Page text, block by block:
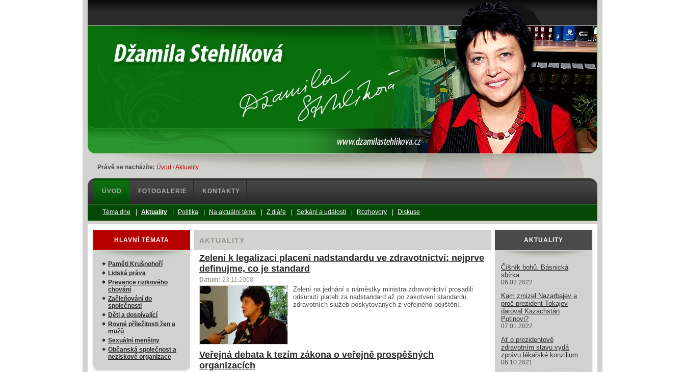
Právě se nacházíte: Úvod /Aktuality
AKTUALITY
Zelení k legalizaci placení nadstandardu ve zdravotnictví: nejprve
definujme, co je standard
Datum: 23.11.2008
Zelení na jednání s náměstky ministra zdravotnictví prosadili
odsunutí plateb za nadstandard až po zakotvení standardu
zdravotních služeb poskytovaných z veřejného pojištění.
Veřejná debata k tezím zákona o veřejně prospěšných
organizacích
HLAVNÍ TÉMATA
Paměti Krušnohoří
Lidská práva
Prevence rizikového
chování
Začleňování do
společnosti
Děti a dospívající
Rovné příležitosti žen a
mužů
Sexuální menšiny
Občanská společnost a
neziskové organizace
AKTUALITY
Číšník bohů. Básnická
sbírka
06.02.2022
Kam zmizel Nazarbajev a
proč prezident Tokajev
daroval Kazachstán
Putinovi?
07.01.2022
Ať o prezidentově
zdravotním stavu vydá
zprávu lékařské konzilium
06.10.2021
ÚVOD FOTOGALERIE KONTAKTY
Téma dne Aktuality Politika Na aktuální téma Z diáře Setkání a události Rozhovory Diskuse